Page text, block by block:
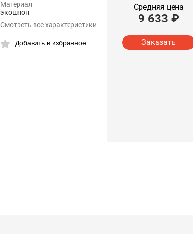
Материал
экошпон
Смотреть все характеристики
Добавить в избранное
Средняя цена
9 633 ₽
Заказать